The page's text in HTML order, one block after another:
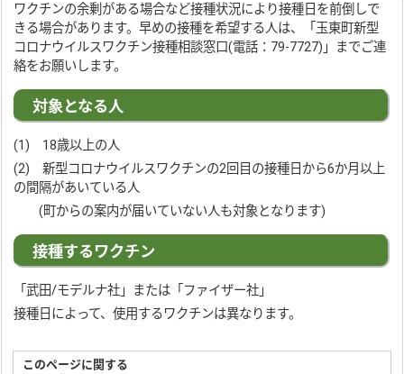
ワクチンの余剰がある場合など接種状況により接種日を前倒しで
きる場合があります。早めの接種を希望する人は、「玉東町新型
コロナウイルスワクチン接種相談窓口(電話：79-7727)」までご連
絡をお願いします。
対象となる人
(1) 18歳以上の人
(2) 新型コロナウイルスワクチンの2回目の接種日から6か月以上
の間隔があいている人
(町からの案内が届いていない人も対象となります)
接種するワクチン
「武田/モデルナ社」または「ファイザー社」
接種日によって、使用するワクチンは異なります。
このページに関する